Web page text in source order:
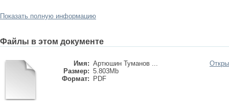
Показать полную информацию
Файлы в этом документе
Имя: Артюшин Туманов ...
Размер: 5.803Mb
Формат:
PDF